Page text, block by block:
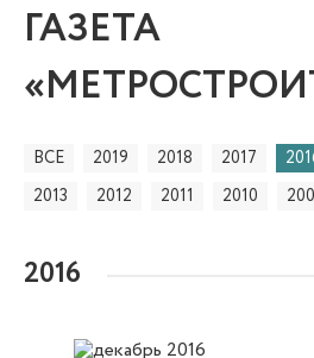
ГАЗЕТА
ВСЕ 2019 2018 2017
2013
2012 2011 2010
2016